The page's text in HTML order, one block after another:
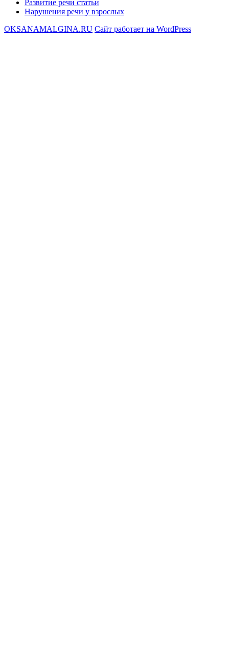
Развитие речи статьи
Нарушения речи у взрослых
OKSANAMALGINA.RU Сайт работает на WordPress